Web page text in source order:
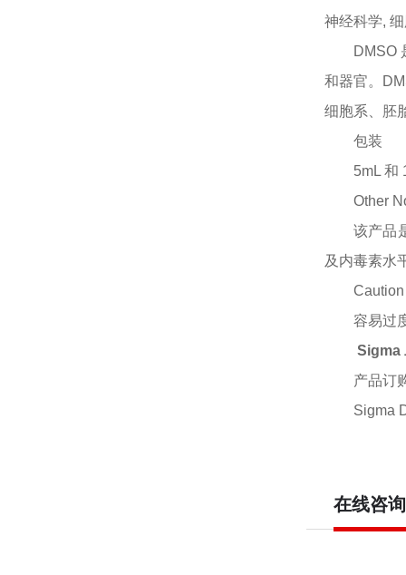
神经科学,
DMSO
和器官。
细胞系、胚
包装
5mL 和
Other
该产品
及内毒素水
Caution
容易过
Sigma
产品订
Sigma
在线咨询